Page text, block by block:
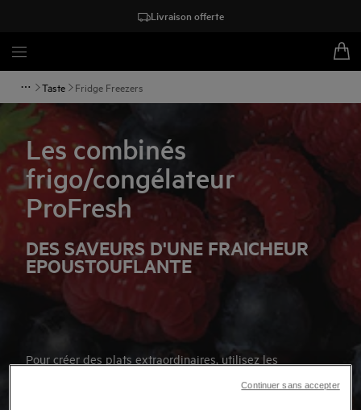
Livraison offerte
Taste Fridge Freezers
Les combinés
frigo/congélateur
ProFresh
DES SAVEURS D'UNE FRAICHEUR
EPOUSTOUFLANTE
Pour créer des plats extraordinaires, utilisez les
base d'un repas d'exception. Le goût dépend de la
Continuer sans accepter